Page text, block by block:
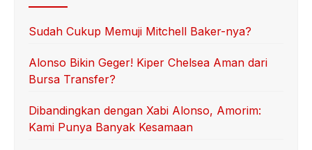
Sudah Cukup Memuji Mitchell Baker-nya?
Alonso Bikin Geger! Kiper Chelsea Aman dari
Bursa Transfer?
Dibandingkan dengan Xabi Alonso, Amorim:
Kami Punya Banyak Kesamaan